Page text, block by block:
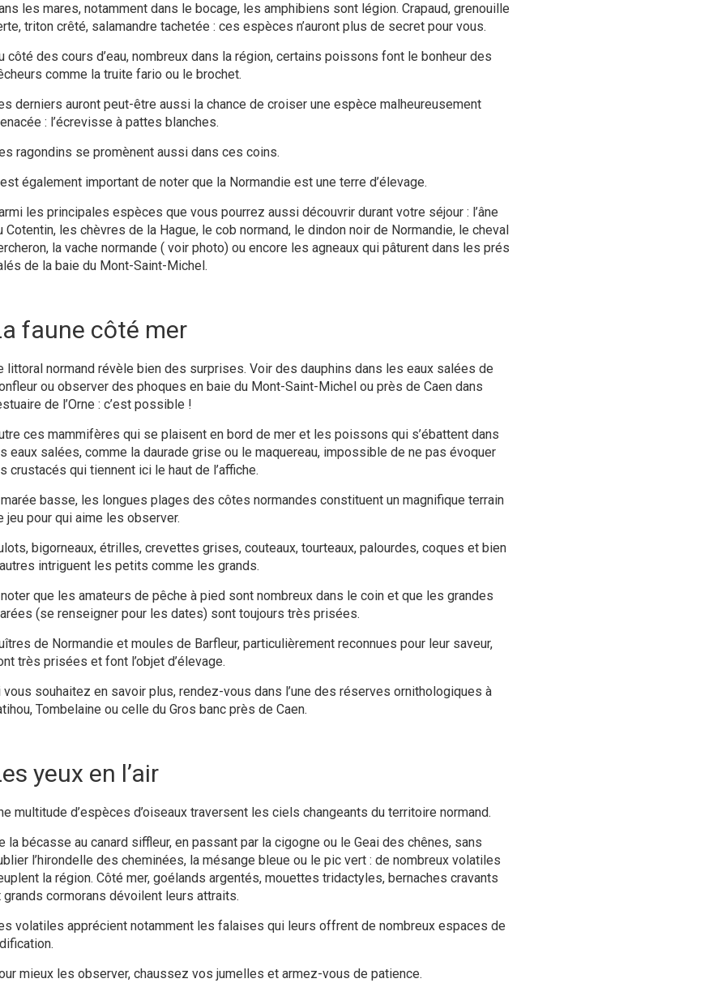
les mares, notamment dans le bocage, les amphibiens sont légion. Crapaud, grenouille
triton crêté, salamandre tachetée : ces espèces n’auront plus de secret pour vous.
côté des cours d’eau, nombreux dans la région, certains poissons font le bonheur des
comme la truite fario ou le brochet.
derniers auront peut-être aussi la chance de croiser une espèce malheureusement
: l’écrevisse à pattes blanches.
ragondins se promènent aussi dans ces coins.
également important de noter que la Normandie est une terre d’élevage.
les principales espèces que vous pourrez aussi découvrir durant votre séjour : l’âne
Cotentin, les chèvres de la Hague, le cob normand, le dindon noir de Normandie, le cheval
la vache normande ( voir photo) ou encore les agneaux qui pâturent dans les prés
de la baie du Mont-Saint-Michel.
faune côté mer
littoral normand révèle bien des surprises. Voir des dauphins dans les eaux salées de
ou observer des phoques en baie du Mont-Saint-Michel ou près de Caen dans
de l’Orne : c’est possible !
ces mammifères qui se plaisent en bord de mer et les poissons qui s’ébattent dans
eaux salées, comme la daurade grise ou le maquereau, impossible de ne pas évoquer
crustacés qui tiennent ici le haut de l’affiche.
basse, les longues plages des côtes normandes constituent un magnifique terrain
jeu pour qui aime les observer.
bigorneaux, étrilles, crevettes grises, couteaux, tourteaux, palourdes, coques et bien
intriguent les petits comme les grands.
que les amateurs de pêche à pied sont nombreux dans le coin et que les grandes
(se renseigner pour les dates) sont toujours très prisées.
de Normandie et moules de Barfleur, particulièrement reconnues pour leur saveur,
très prisées et font l’objet d’élevage.
vous souhaitez en savoir plus, rendez-vous dans l’une des réserves ornithologiques à
Tombelaine ou celle du Gros banc près de Caen.
yeux en l’air
multitude d’espèces d’oiseaux traversent les ciels changeants du territoire normand.
la bécasse au canard siffleur, en passant par la cigogne ou le Geai des chênes, sans
l’hirondelle des cheminées, la mésange bleue ou le pic vert : de nombreux volatiles
la région. Côté mer, goélands argentés, mouettes tridactyles, bernaches cravants
grands cormorans dévoilent leurs attraits.
volatiles apprécient notamment les falaises qui leurs offrent de nombreux espaces de
mieux les observer, chaussez vos jumelles et armez-vous de patience.